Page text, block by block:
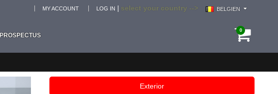
select your country --> BELGIEN
MY ACCOUNT LOG IN
0
PROSPECTUS
Exterior